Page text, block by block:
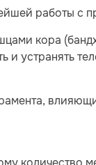
работы с
кора
и устранять